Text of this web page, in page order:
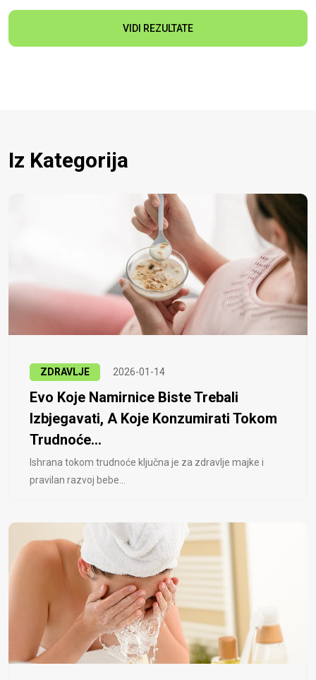
VIDI REZULTATE
Iz Kategorija
ZDRAVLJE 2026-01-14
Evo Koje Namirnice Biste Trebali
Izbjegavati, A Koje Konzumirati Tokom
Trudnoće...
Ishrana tokom trudnoće ključna je za zdravlje majke i
pravilan razvoj bebe...